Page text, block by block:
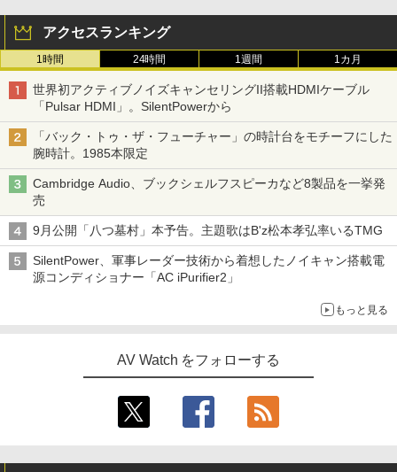
アクセスランキング
1時間 24時間 1週間 1カ月
世界初アクティブノイズキャンセリングII搭載HDMIケーブル
「Pulsar HDMI」。SilentPowerから
「バック・トゥ・ザ・フューチャー」の時計台をモチーフにした
腕時計。1985本限定
Cambridge Audio、ブックシェルフスピーカなど8製品を一挙発
売
9月公開「八つ墓村」本予告。主題歌はB'z松本孝弘率いるTMG
SilentPower、軍事レーダー技術から着想したノイキャン搭載電
源コンディショナー「AC iPurifier2」
もっと見る
AV Watch をフォローする